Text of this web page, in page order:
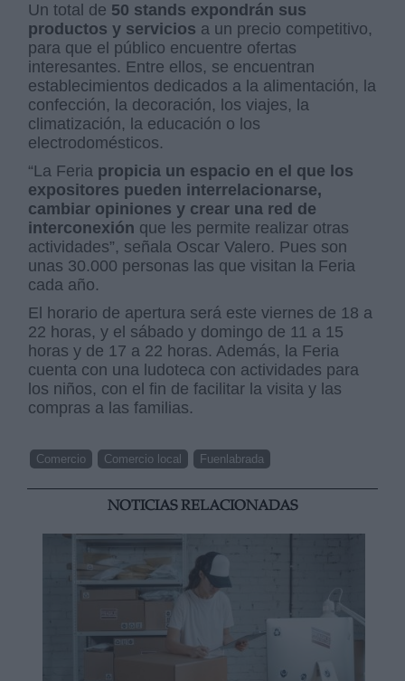
Un total de 50 stands expondrán sus
productos y servicios a un precio competitivo,
para que el público encuentre ofertas
interesantes. Entre ellos, se encuentran
establecimientos dedicados a la alimentación, la
confección, la decoración, los viajes, la
climatización, la educación o los
electrodomésticos.
“La Feria propicia un espacio en el que los
expositores pueden interrelacionarse,
cambiar opiniones y crear una red de
interconexión que les permite realizar otras
actividades”, señala Oscar Valero. Pues son
unas 30.000 personas las que visitan la Feria
cada año.
El horario de apertura será este viernes de 18 a
22 horas, y el sábado y domingo de 11 a 15
horas y de 17 a 22 horas. Además, la Feria
cuenta con una ludoteca con actividades para
los niños, con el fin de facilitar la visita y las
compras a las familias.
Comercio Comercio local Fuenlabrada
NOTICIAS RELACIONADAS